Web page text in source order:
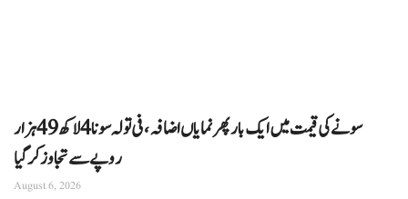
سونے کی قیمت میں ایک بار پھر نمایاں اضافہ، فی تولہ سونا 4 لاکھ 49 ہزار
روپے سے تجاوز کرگیا
August 6, 2026